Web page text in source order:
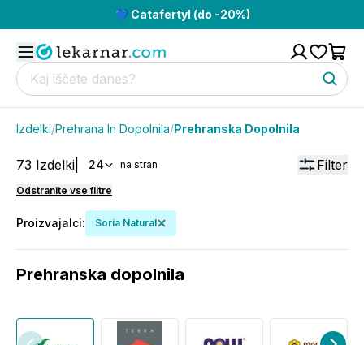
💙 Catafertyl (do -20%)
Izdelki/Prehrana In Dopolnila/Prehranska Dopolnila
73 Izdelki 24 na stran Filter
Odstranite vse filtre
Proizvajalci: Soria Natural
Prehranska dopolnila